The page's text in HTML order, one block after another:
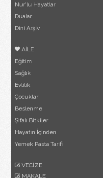
Nur'lu Hayatlar
Dualar
Dini Arşiv
AİLE
Eğitim
Sağlık
Evlilik
Çocuklar
Beslenme
Şifalı Bitkiler
Hayatın İçinden
Yemek Pasta Tarifi
VECİZE
MAKALE